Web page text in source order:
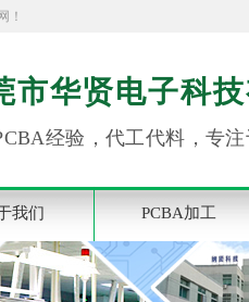
！
市华贤电子科
经验，代工代料，专
我们 PCBA加工